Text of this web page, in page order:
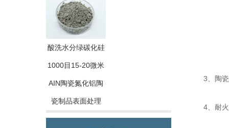
酸洗水分绿碳化硅
1000目15-20微米
AIN陶瓷氮化铝陶
瓷制品表面处理
3、陶瓷
4、耐火材